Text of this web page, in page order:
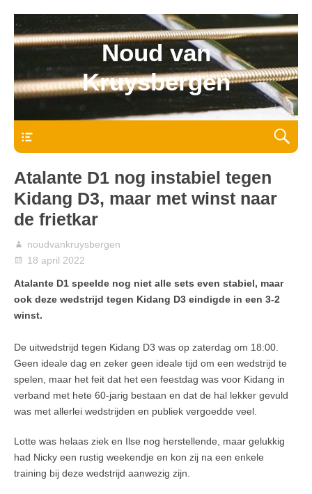
Noud van
Kruysbergen
Atalante D1 nog instabiel tegen
Kidang D3, maar met winst naar
de frietkar
noudvankruysbergen
18 april 2022
Atalante D1 speelde nog niet alle sets even stabiel, maar
ook deze wedstrijd tegen Kidang D3 eindigde in een 3-2
winst.
De uitwedstrijd tegen Kidang D3 was op zaterdag om 18:00.
Geen ideale dag en zeker geen ideale tijd om een wedstrijd te
spelen, maar het feit dat het een feestdag was voor Kidang in
verband met hete 60-jarig bestaan en dat de hal lekker gevuld
was met allerlei wedstrijden en publiek vergoedde veel.
Lotte was helaas ziek en Ilse nog herstellende, maar gelukkig
had Nicky een rustig weekendje en kon zij na een enkele
training bij deze wedstrijd aanwezig zijn.